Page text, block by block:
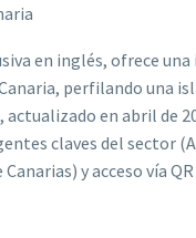
en inglés, ofrece
perfilando una
en abril de
claves del sector
y acceso vía